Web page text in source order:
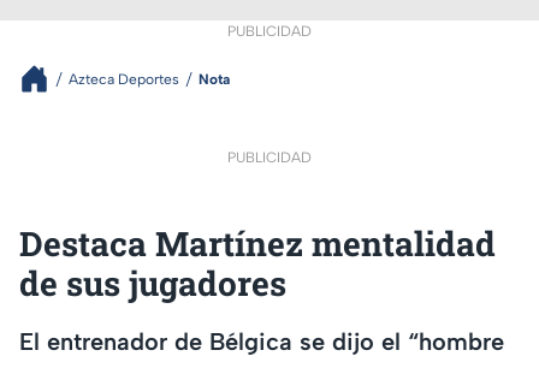
PUBLICIDAD
Azteca Deportes Nota
PUBLICIDAD
Destaca Martínez mentalidad
de sus jugadores
El entrenador de Bélgica se dijo el “hombre